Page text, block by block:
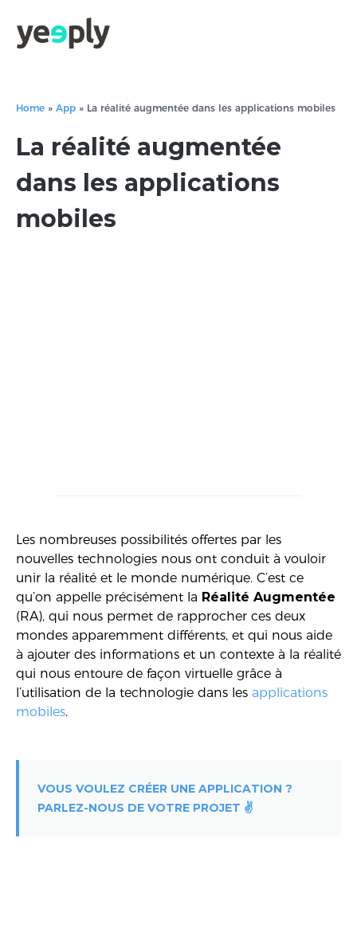
Home » App » La réalité augmentée dans les applications mobiles
La réalité augmentée
dans les applications
mobiles
Les nombreuses possibilités offertes par les
nouvelles technologies nous ont conduit à vouloir
unir la réalité et le monde numérique. C’est ce
qu’on appelle précisément la Réalité Augmentée
(RA), qui nous permet de rapprocher ces deux
mondes apparemment différents, et qui nous aide
à ajouter des informations et un contexte à la réalité
qui nous entoure de façon virtuelle grâce à
l’utilisation de la technologie dans les applications
mobiles.
VOUS VOULEZ CRÉER UNE APPLICATION ?
PARLEZ-NOUS DE VOTRE PROJET ✌️